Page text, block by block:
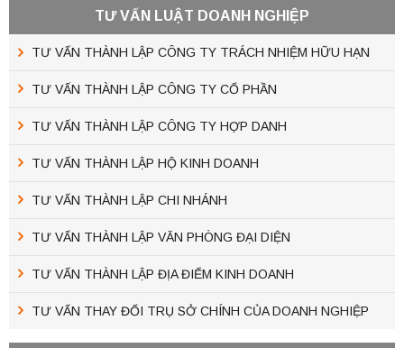
TƯ VẤN LUẬT DOANH NGHIỆP
TƯ VẤN THÀNH LẬP CÔNG TY TRÁCH NHIỆM HỮU HẠN
TƯ VẤN THÀNH LẬP CÔNG TY CỔ PHẦN
TƯ VẤN THÀNH LẬP CÔNG TY HỢP DANH
TƯ VẤN THÀNH LẬP HỘ KINH DOANH
TƯ VẤN THÀNH LẬP CHI NHÁNH
TƯ VẤN THÀNH LẬP VĂN PHÒNG ĐẠI DIỆN
TƯ VẤN THÀNH LẬP ĐỊA ĐIỂM KINH DOANH
TƯ VẤN THAY ĐỔI TRỤ SỞ CHÍNH CỦA DOANH NGHIỆP